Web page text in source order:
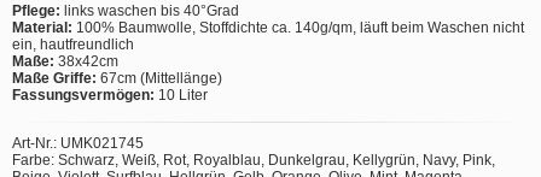
Pflege: links waschen bis 40°Grad
Material: 100% Baumwolle, Stoffdichte ca. 140g/qm, läuft beim Waschen nicht
ein, hautfreundlich
Maße: 38x42cm
Maße Griffe: 67cm (Mittellänge)
Fassungsvermögen: 10 Liter
Art-Nr.: UMK021745
Farbe: Schwarz, Weiß, Rot, Royalblau, Dunkelgrau, Kellygrün, Navy, Pink,